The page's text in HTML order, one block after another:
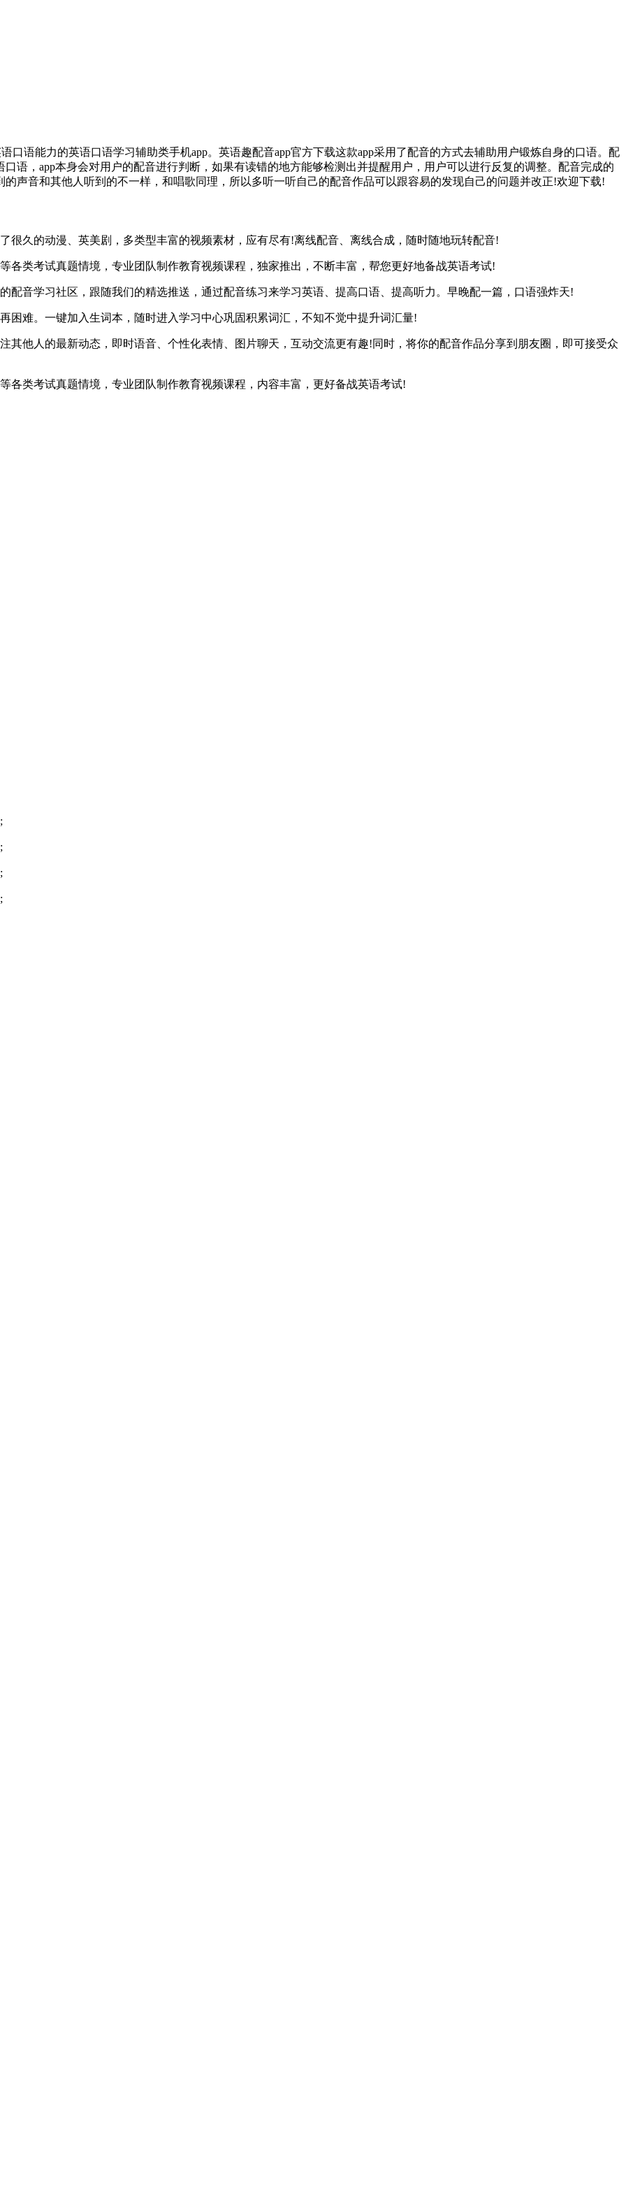
口语能力的英语口语学习辅助类手机app。英语趣配音app官方下载这款app采用了配音的方式去辅助用户锻炼自身的口语。配
语，app本身会对用户的配音进行判断，如果有读错的地方能够检测出并提醒用户，用户可以进行反复的调整。配音完成的
声音和其他人听到的不一样，和唱歌同理，所以多听一听自己的配音作品可以跟容易的发现自己的问题并改正!欢迎下载!
的动漫、英美剧，多类型丰富的视频素材，应有尽有!离线配音、离线合成，随时随地玩转配音!
考试真题情境，专业团队制作教育视频课程，独家推出，不断丰富，帮您更好地备战英语考试!
学习社区，跟随我们的精选推送，通过配音练习来学习英语、提高口语、提高听力。早晚配一篇，口语强炸天!
难。一键加入生词本，随时进入学习中心巩固积累词汇，不知不觉中提升词汇量!
人的最新动态，即时语音、个性化表情、图片聊天，互动交流更有趣!同时，将你的配音作品分享到朋友圈，即可接受众
类考试真题情境，专业团队制作教育视频课程，内容丰富，更好备战英语考试!